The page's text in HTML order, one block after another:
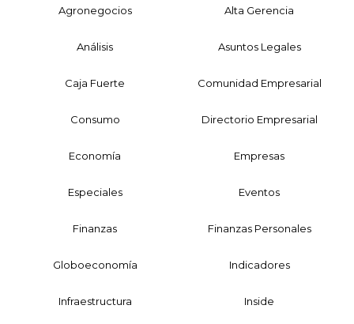
Agronegocios Alta Gerencia
Análisis Asuntos Legales
Caja Fuerte Comunidad Empresarial
Consumo Directorio Empresarial
Economía Empresas
Especiales Eventos
Finanzas Finanzas Personales
Globoeconomía Indicadores
Infraestructura Inside